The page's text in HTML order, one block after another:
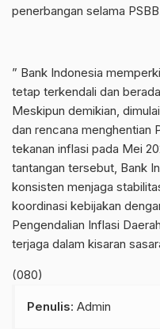
penerbangan selama
” Bank Indonesia
tetap terkendali dan
Meskipun demikian,
dan rencana menghentian
tekanan inflasi pada Mei
tantangan tersebut, Bank
konsisten menjaga
koordinasi kebijakan
Pengendalian Inflasi
terjaga dalam kisaran
(080)
Penulis: Admin